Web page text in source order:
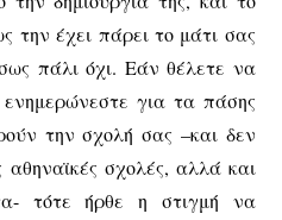
την έχει πάρει το μάτι σας
πάλι όχι. Εάν θέλετε να
για τα πάσης
την σχολή σας –και δεν
σχολές, αλλά και
τότε ήρθε η στιγμή να